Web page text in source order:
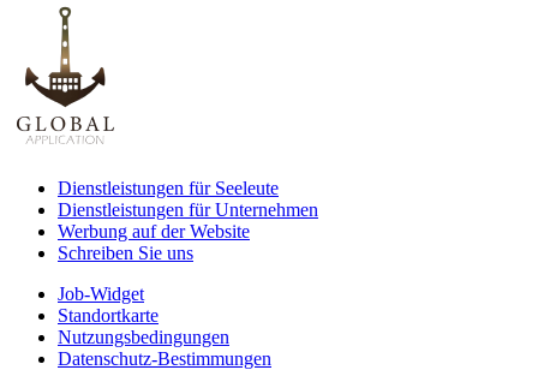
Dienstleistungen für Seeleute
Dienstleistungen für Unternehmen
Werbung auf der Website
Schreiben Sie uns
Job-Widget
Standortkarte
Nutzungsbedingungen
Datenschutz-Bestimmungen